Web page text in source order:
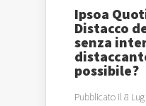
Ipsoa
Distacco
senza
possibile?
Pubblicato il 8